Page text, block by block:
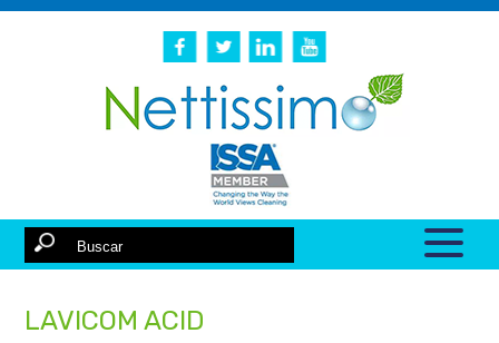
LAVICOM ACID